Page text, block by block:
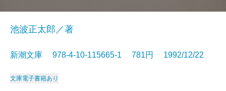
池波正太郎／著
新潮文庫 978-4-10-115665-1 781円 1992/12/22
文庫電子書籍あり